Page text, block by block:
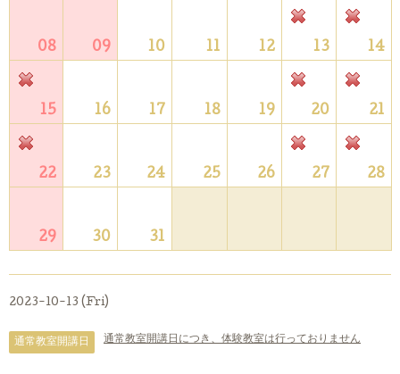
08 09 10 11 12 13 14
15 16 17 18 19 20 21
22 23 24 25 26 27 28
29 30 31
2023-10-13 (Fri)
通常教室開講日 通常教室開講日につき、体験教室は行っておりません